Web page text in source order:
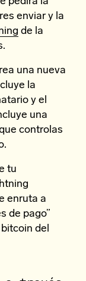
enviar y la
de la
una nueva
la
y el
una
controlas
tu
enruta a
de pago”
del